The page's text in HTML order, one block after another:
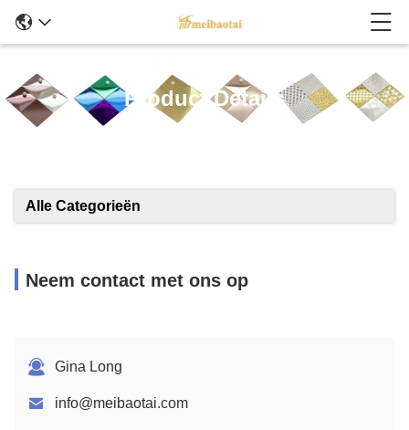
Product Details
Alle Categorieën
Neem contact met ons op
Gina Long
info@meibaotai.com